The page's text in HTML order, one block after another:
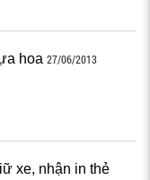
hoa 27/06/2013
xe, nhận in thẻ